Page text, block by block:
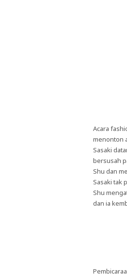
Acara
menonton
Sasaki
bersusah
Shu dan
Sasaki tak
Shu
dan ia